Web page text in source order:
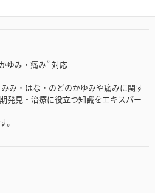
ゆみ・痛み” 対応
み・はな・のどのかゆみや痛みに関す
発見・治療に役立つ知識をエキスパー
。